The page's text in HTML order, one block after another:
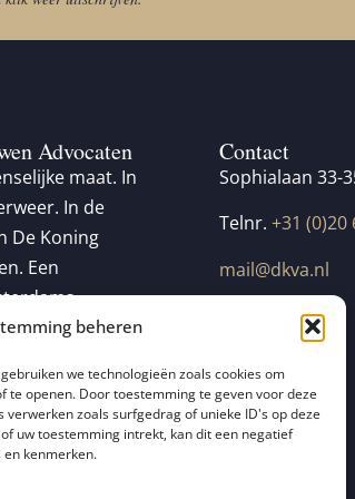
beheren
we technologieën zoals cookies om
te openen. Door toestemming te geven voor deze
zoals surfgedrag of unieke ID's op deze
uw toestemming intrekt, kan dit een negatief
kenmerken.
Advocaten
maat. In
In de
De Koning
Een
zonder
Contact
Sophialaan 33-
Telnr. +31 (0)20
mail@dkva.nl